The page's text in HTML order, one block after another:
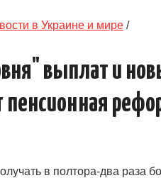
в Украине и мире /
выплат и
пенсионная
в полтора-два раза